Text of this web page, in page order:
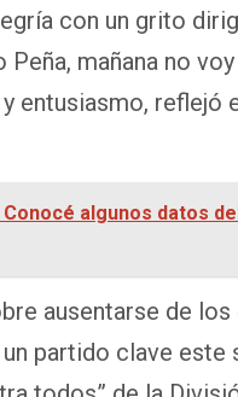
con un grito
mañana no
entusiasmo, reflejó
algunos datos
ausentarse de
partido clave